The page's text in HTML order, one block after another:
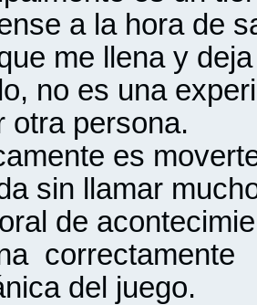
a la hora de
me llena y
no es una
otra persona.
es
sin llamar
de
correctamente
del juego.